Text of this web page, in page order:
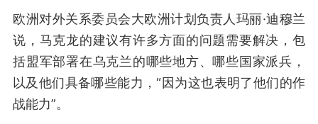
欧洲对外关系委员会大欧洲计划负责人玛丽·迪穆兰
说，马克龙的建议有许多方面的问题需要解决，包
括盟军部署在乌克兰的哪些地方、哪些国家派兵，
以及他们具备哪些能力，“因为这也表明了他们的作
战能力”。